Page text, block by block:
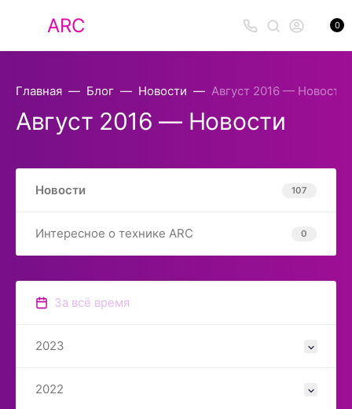
ARC 0
Главная Блог Новости Август 2016 — Новости
Август 2016 — Новости
Новости 107
Интересное о технике ARC 0
За всё время
2023
2022